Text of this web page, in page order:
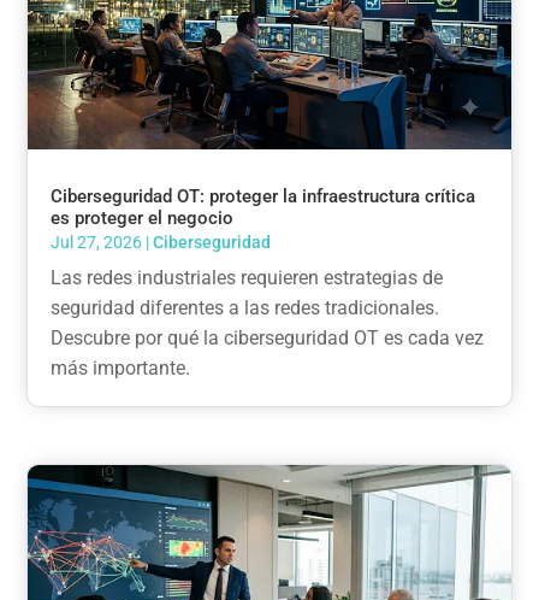
Ciberseguridad OT: proteger la infraestructura crítica
es proteger el negocio
Jul 27, 2026 |Ciberseguridad
Las redes industriales requieren estrategias de
seguridad diferentes a las redes tradicionales.
Descubre por qué la ciberseguridad OT es cada vez
más importante.